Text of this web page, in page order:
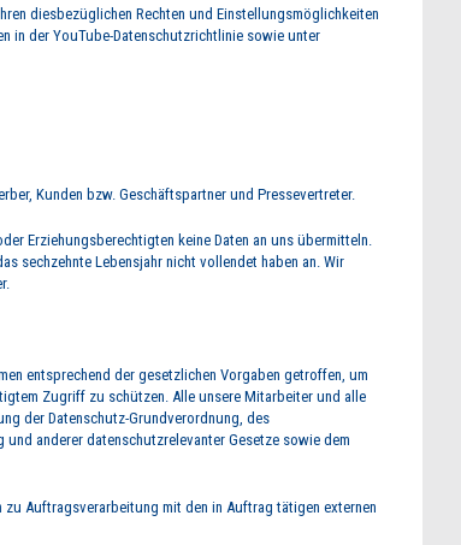
diesbezüglichen Rechten und Einstellungsmöglichkeiten
in der YouTube-Datenschutzrichtlinie sowie unter
Kunden bzw. Geschäftspartner und Pressevertreter.
Erziehungsberechtigten keine Daten an uns übermitteln.
sechzehnte Lebensjahr nicht vollendet haben an. Wir
entsprechend der gesetzlichen Vorgaben getroffen, um
Zugriff zu schützen. Alle unsere Mitarbeiter und alle
der Datenschutz-Grundverordnung, des
anderer datenschutzrelevanter Gesetze sowie dem
Auftragsverarbeitung mit den in Auftrag tätigen externen